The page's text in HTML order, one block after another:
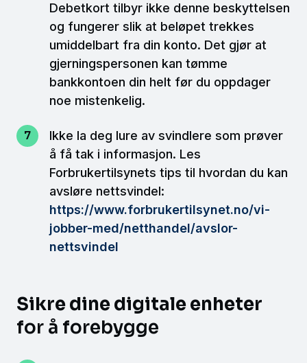
Debetkort tilbyr ikke denne beskyttelsen
og fungerer slik at beløpet trekkes
umiddelbart fra din konto. Det gjør at
gjerningspersonen kan tømme
bankkontoen din helt før du oppdager
noe mistenkelig.
Ikke la deg lure av svindlere som prøver
å få tak i informasjon. Les
Forbrukertilsynets tips til hvordan du kan
avsløre nettsvindel:
https://www.forbrukertilsynet.no/vi-
jobber-med/netthandel/avslor-
nettsvindel
Sikre dine digitale enheter
for å forebygge